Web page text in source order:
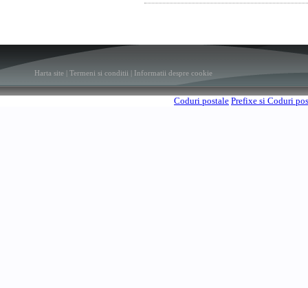
Harta site Termeni si conditii Informatii despre cookie
Coduri postale Prefixe si Coduri